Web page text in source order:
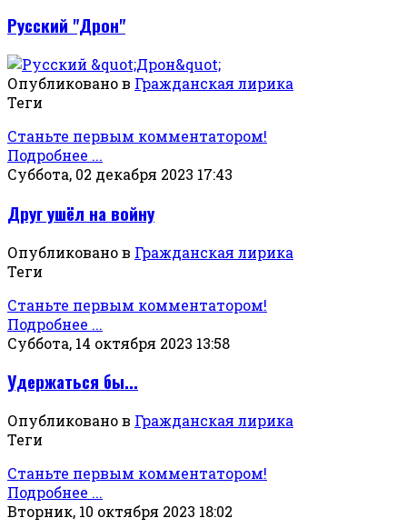
Русский "Дрон"
Опубликовано в Гражданская лирика
Теги
Станьте первым комментатором!
Подробнее ...
Суббота, 02 декабря 2023 17:43
Друг ушёл на войну
Опубликовано в Гражданская лирика
Теги
Станьте первым комментатором!
Подробнее ...
Суббота, 14 октября 2023 13:58
Удержаться бы...
Опубликовано в Гражданская лирика
Теги
Станьте первым комментатором!
Подробнее ...
Вторник, 10 октября 2023 18:02